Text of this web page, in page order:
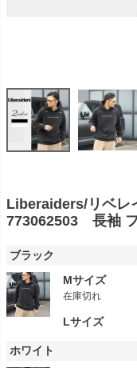
Liberaiders/リベレ
773062503 長袖
ブラック
Mサイズ
在庫切れ
Lサイズ
ホワイト